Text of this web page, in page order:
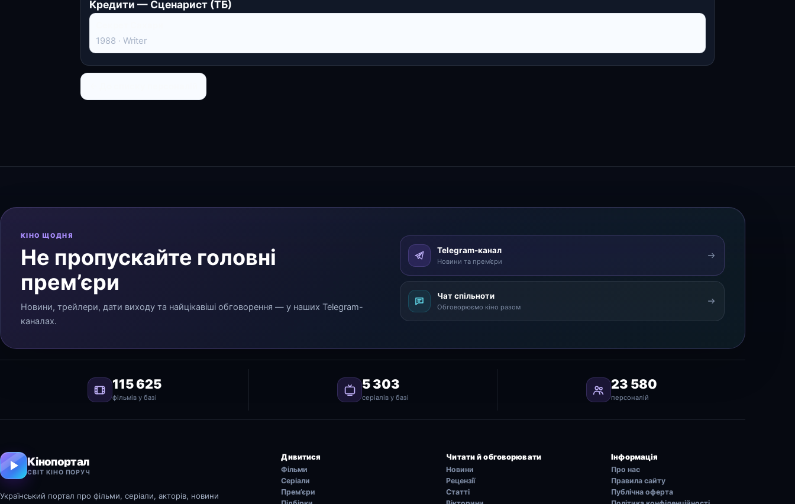
Кредити — Сценарист (ТБ)
1988 · Writer
КІНО ЩОДНЯ
Не пропускайте головні
прем’єри
Новини, трейлери, дати виходу та найцікавіші обговорення — у наших Telegram-
каналах.
Telegram-канал
Новини та прем’єри
Чат спільноти
Обговорюємо кіно разом
115 625
фільмів у базі
5 303
серіалів у базі
23 580
персоналій
Кінопортал
СВІТ КІНО ПОРУЧ
Український портал про фільми, серіали, акторів, новини
Дивитися
Фільми
Серіали
Прем’єри
Читати й обговорювати
Новини
Рецензії
Статті
Інформація
Про нас
Правила сайту
Публічна оферта